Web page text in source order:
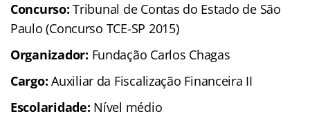
Concurso: Tribunal de Contas do Estado de São
Paulo (Concurso TCE-SP 2015)
Organizador: Fundação Carlos Chagas
Cargo: Auxiliar da Fiscalização Financeira II
Escolaridade: Nível médio